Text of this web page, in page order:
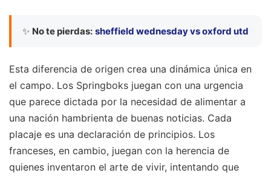
✨ No te pierdas: sheffield wednesday vs oxford utd
Esta diferencia de origen crea una dinámica única en
el campo. Los Springboks juegan con una urgencia
que parece dictada por la necesidad de alimentar a
una nación hambrienta de buenas noticias. Cada
placaje es una declaración de principios. Los
franceses, en cambio, juegan con la herencia de
quienes inventaron el arte de vivir, intentando que